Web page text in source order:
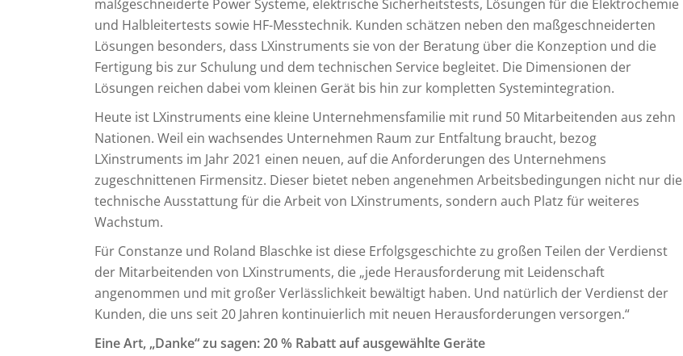
maßgeschneiderte Power Systeme, elektrische Sicherheitstests, Lösungen für die Elektrochemie
und Halbleitertests sowie HF-Messtechnik. Kunden schätzen neben den maßgeschneiderten
Lösungen besonders, dass LXinstruments sie von der Beratung über die Konzeption und die
Fertigung bis zur Schulung und dem technischen Service begleitet. Die Dimensionen der
Lösungen reichen dabei vom kleinen Gerät bis hin zur kompletten Systemintegration.
Heute ist LXinstruments eine kleine Unternehmensfamilie mit rund 50 Mitarbeitenden aus zehn
Nationen. Weil ein wachsendes Unternehmen Raum zur Entfaltung braucht, bezog
LXinstruments im Jahr 2021 einen neuen, auf die Anforderungen des Unternehmens
zugeschnittenen Firmensitz. Dieser bietet neben angenehmen Arbeitsbedingungen nicht nur die
technische Ausstattung für die Arbeit von LXinstruments, sondern auch Platz für weiteres
Wachstum.
Für Constanze und Roland Blaschke ist diese Erfolgsgeschichte zu großen Teilen der Verdienst
der Mitarbeitenden von LXinstruments, die „jede Herausforderung mit Leidenschaft
angenommen und mit großer Verlässlichkeit bewältigt haben. Und natürlich der Verdienst der
Kunden, die uns seit 20 Jahren kontinuierlich mit neuen Herausforderungen versorgen.“
Eine Art, „Danke“ zu sagen: 20 % Rabatt auf ausgewählte Geräte